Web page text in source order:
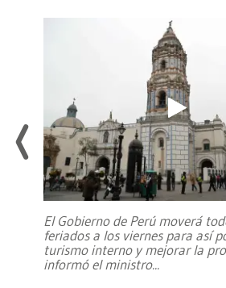
El Gobierno de Perú moverá
feriados a los viernes para así
turismo interno y mejorar la
informó el ministro...